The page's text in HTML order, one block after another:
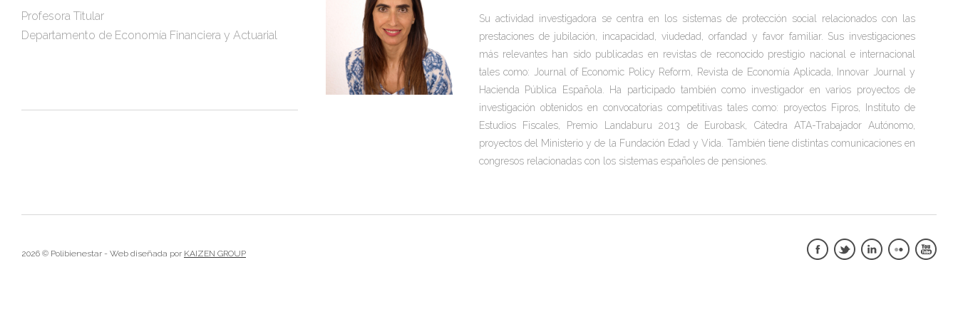
Profesora Titular
Departamento de Economía Financiera y Actuarial
Su actividad investigadora se centra en los sistemas de protección social relacionados con las
prestaciones de jubilación, incapacidad, viudedad, orfandad y favor familiar. Sus investigaciones
más relevantes han sido publicadas en revistas de reconocido prestigio nacional e internacional
tales como: Journal of Economic Policy Reform, Revista de Economía Aplicada, Innovar Journal y
Hacienda Pública Española. Ha participado también como investigador en varios proyectos de
investigación obtenidos en convocatorias competitivas tales como: proyectos Fipros, Instituto de
Estudios Fiscales, Premio Landaburu 2013 de Eurobask, Cátedra ATA-Trabajador Autónomo,
proyectos del Ministerio y de la Fundación Edad y Vida. También tiene distintas comunicaciones en
congresos relacionadas con los sistemas españoles de pensiones.
2026 © Polibienestar - Web diseñada por KAIZEN GROUP